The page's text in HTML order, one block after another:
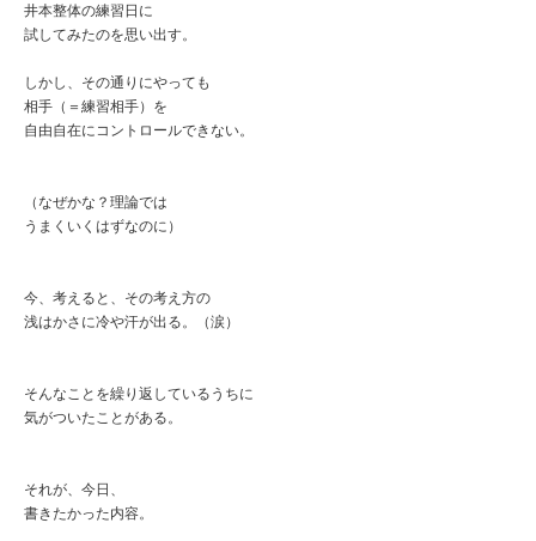
井本整体の練習日に
試してみたのを思い出す。
しかし、その通りにやっても
相手（＝練習相手）を
自由自在にコントロールできない。
（なぜかな？理論では
うまくいくはずなのに）
今、考えると、その考え方の
浅はかさに冷や汗が出る。（涙）
そんなことを繰り返しているうちに
気がついたことがある。
それが、今日、
書きたかった内容。